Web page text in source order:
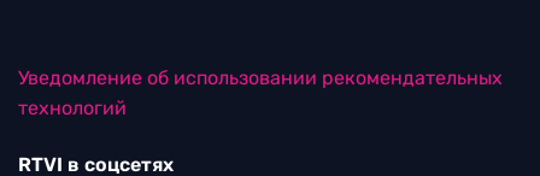
Уведомление об использовании рекомендательных
технологий
RTVI в соцсетях